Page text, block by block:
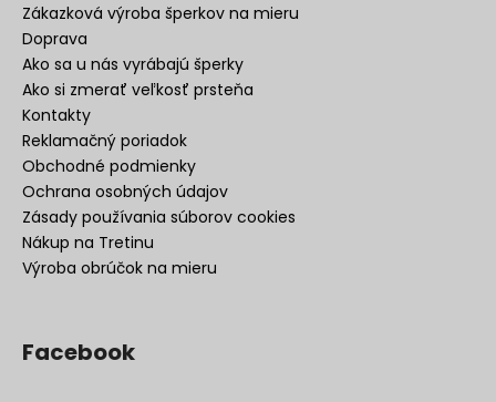
Zákazková výroba šperkov na mieru
Doprava
Ako sa u nás vyrábajú šperky
Ako si zmerať veľkosť prsteňa
Kontakty
Reklamačný poriadok
Obchodné podmienky
Ochrana osobných údajov
Zásady používania súborov cookies
Nákup na Tretinu
Výroba obrúčok na mieru
Facebook